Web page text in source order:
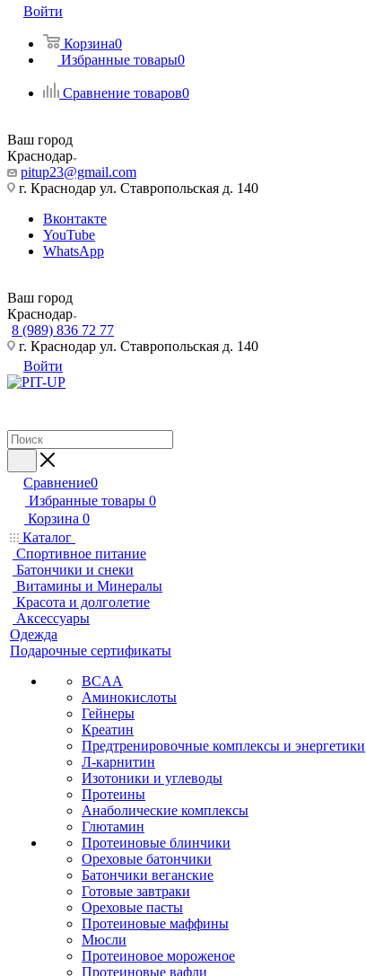
Войти
Корзина0
Избранные товары0
Сравнение товаров0
Ваш город
Краснодар
pitup23@gmail.com
г. Краснодар ул. Ставропольская д. 140
Вконтакте
YouTube
WhatsApp
Ваш город
Краснодар
8 (989) 836 72 77
г. Краснодар ул. Ставропольская д. 140
Войти
Сравнение0
Избранные товары 0
Корзина 0
Каталог
Спортивное питание
Батончики и снеки
Витамины и Минералы
Красота и долголетие
Аксессуары
Одежда
Подарочные сертификаты
BCAA
Аминокислоты
Гейнеры
Креатин
Предтренировочные комплексы и энергетики
Л-карнитин
Изотоники и углеводы
Протеины
Анаболические комплексы
Глютамин
Протеиновые блинчики
Ореховые батончики
Батончики веганские
Готовые завтраки
Ореховые пасты
Протеиновые маффины
Мюсли
Протеиновое мороженое
Протеиновые вафли